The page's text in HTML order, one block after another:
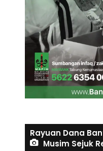
Rayuan Dana
Musim Sejuk